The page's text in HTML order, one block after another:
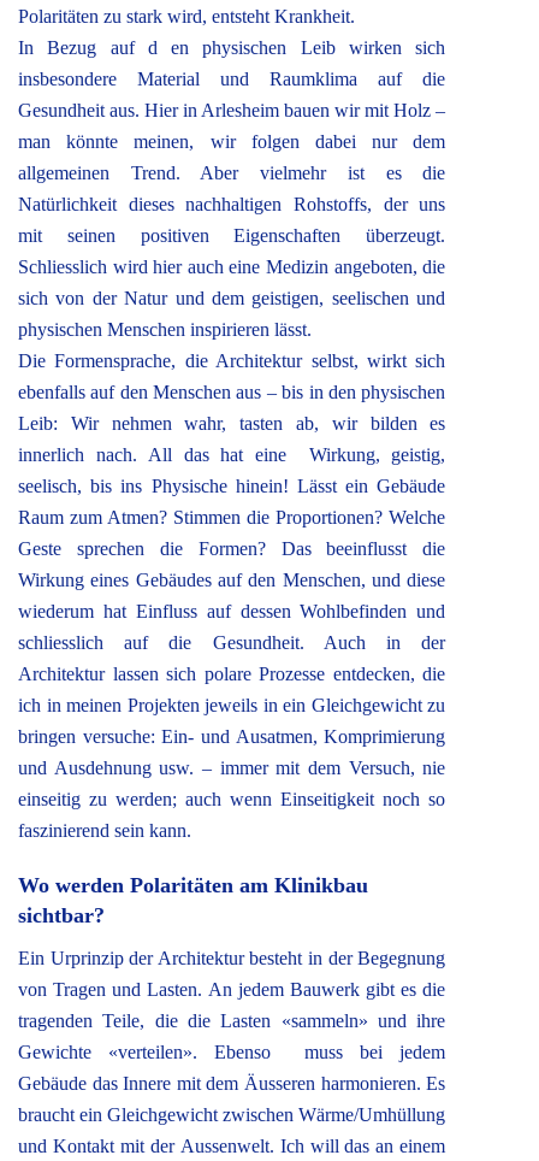
Polaritäten zu stark wird, entsteht Krankheit.
In Bezug auf d en physischen Leib wirken sich
insbesondere Material und Raumklima auf die
Gesundheit aus. Hier in Arlesheim bauen wir mit Holz –
man könnte meinen, wir folgen dabei nur dem
allgemeinen Trend. Aber vielmehr ist es die
Natürlichkeit dieses nachhaltigen Rohstoffs, der uns
mit seinen positiven Eigenschaften überzeugt.
Schliesslich wird hier auch eine Medizin angeboten, die
sich von der Natur und dem geistigen, seelischen und
physischen Menschen inspirieren lässt.
Die Formensprache, die Architektur selbst, wirkt sich
ebenfalls auf den Menschen aus – bis in den physischen
Leib: Wir nehmen wahr, tasten ab, wir bilden es
innerlich nach. All das hat eine Wirkung, geistig,
seelisch, bis ins Physische hinein! Lässt ein Gebäude
Raum zum Atmen? Stimmen die Proportionen? Welche
Geste sprechen die Formen? Das beeinflusst die
Wirkung eines Gebäudes auf den Menschen, und diese
wiederum hat Einfluss auf dessen Wohlbefinden und
schliesslich auf die Gesundheit. Auch in der
Architektur lassen sich polare Prozesse entdecken, die
ich in meinen Projekten jeweils in ein Gleichgewicht zu
bringen versuche: Ein- und Ausatmen, Komprimierung
und Ausdehnung usw. – immer mit dem Versuch, nie
einseitig zu werden; auch wenn Einseitigkeit noch so
faszinierend sein kann.
Wo werden Polaritäten am Klinikbau
sichtbar?
Ein Urprinzip der Architektur besteht in der Begegnung
von Tragen und Lasten. An jedem Bauwerk gibt es die
tragenden Teile, die die Lasten «sammeln» und ihre
Gewichte «verteilen». Ebenso muss bei jedem
Gebäude das Innere mit dem Äusseren harmonieren. Es
braucht ein Gleichgewicht zwischen Wärme/Umhüllung
und Kontakt mit der Aussenwelt. Ich will das an einem